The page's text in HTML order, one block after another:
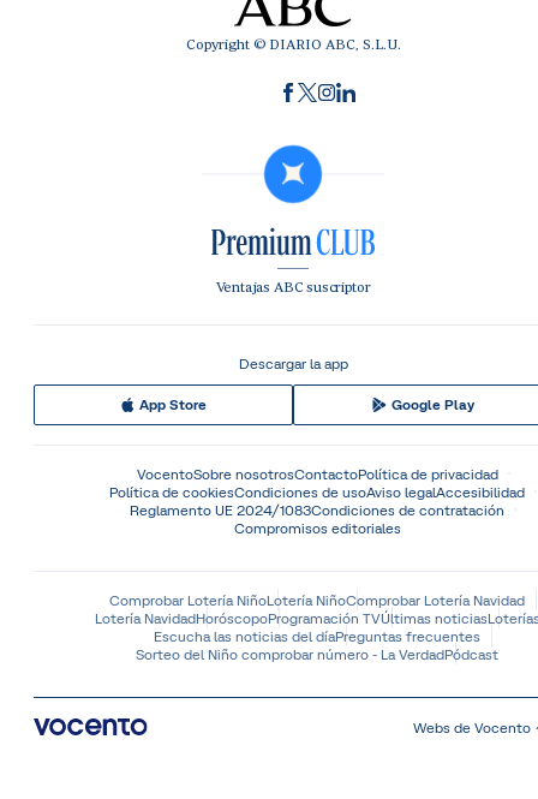
Copyright © DIARIO ABC, S.L.U.
Ventajas ABC suscriptor
Descargar la app
App Store Google Play
VocentoSobre nosotrosContactoPolítica de privacidad
Política de cookiesCondiciones de usoAviso legalAccesibilidad
Reglamento UE 2024/1083Condiciones de contratación
Compromisos editoriales
Comprobar Lotería NiñoLotería NiñoComprobar Lotería Navidad
Lotería NavidadHoróscopoProgramación TVÚltimas noticias
Escucha las noticias del díaPreguntas frecuentes
Sorteo del Niño comprobar número - La VerdadPódcast
Webs de Vocento